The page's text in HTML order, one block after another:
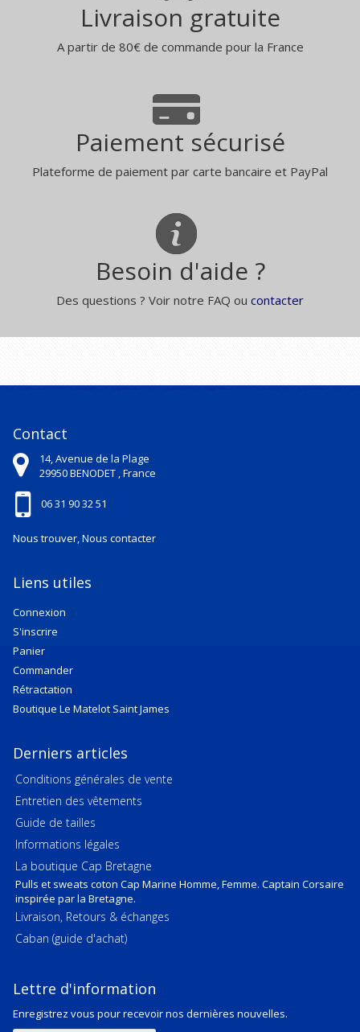
Livraison gratuite
A partir de 80€ de commande pour la France
Paiement sécurisé
Plateforme de paiement par carte bancaire et PayPal
Besoin d'aide ?
Des questions ? Voir notre FAQ ou contacter
Contact
14, Avenue de la Plage
29950BENODET ,France
06 31 90 32 51
Nous trouver, Nous contacter
Liens utiles
Connexion
S'inscrire
Panier
Commander
Rétractation
Boutique Le Matelot Saint James
Derniers articles
Conditions générales de vente
Entretien des vêtements
Guide de tailles
Informations légales
La boutique Cap Bretagne
Pulls et sweats coton Cap Marine Homme, Femme. Captain Corsaire
inspirée par la Bretagne.
Livraison, Retours & échanges
Caban (guide d'achat)
Lettre d'information
Enregistrez vous pour recevoir nos dernières nouvelles.